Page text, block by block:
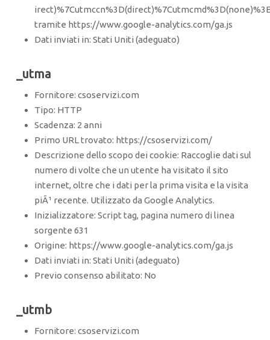
tramite https://www.google-analytics.com/ga.js
Dati inviati in: Stati Uniti (adeguato)
_utma
Fornitore: csoservizi.com
Tipo: HTTP
Scadenza: 2 anni
Primo URL trovato: https://csoservizi.com/
Descrizione dello scopo dei cookie: Raccoglie dati sul
numero di volte che un utente ha visitato il sito
internet, oltre che i dati per la prima visita e la visita
piÃ¹ recente. Utilizzato da Google Analytics.
Inizializzatore: Script tag, pagina numero di linea
sorgente 631
Origine: https://www.google-analytics.com/ga.js
Dati inviati in: Stati Uniti (adeguato)
Previo consenso abilitato: No
_utmb
Fornitore: csoservizi.com